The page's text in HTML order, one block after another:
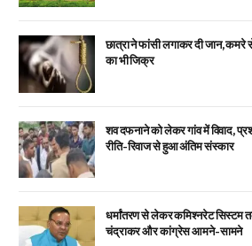
छात्रा ने फांसी लगाकर दी जान,
का भी जिक्र
शव दफनाने को लेकर गांव में विवाद,
रीति-रिवाज से हुआ अंतिम संस्कार
धर्मांतरण से लेकर कमिश्नरेट सिस्टम
चंद्राकर और कांग्रेस आमने-सामने